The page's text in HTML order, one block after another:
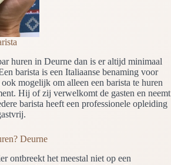
huren in Deurne dan is er altijd minimaal
barista is een Italiaanse benaming voor
mogelijk om alleen een barista te huren
Hij of zij verwelkomt de gasten en neemt
barista heeft een professionele opleiding
Deurne
ontbreekt het meestal niet op een